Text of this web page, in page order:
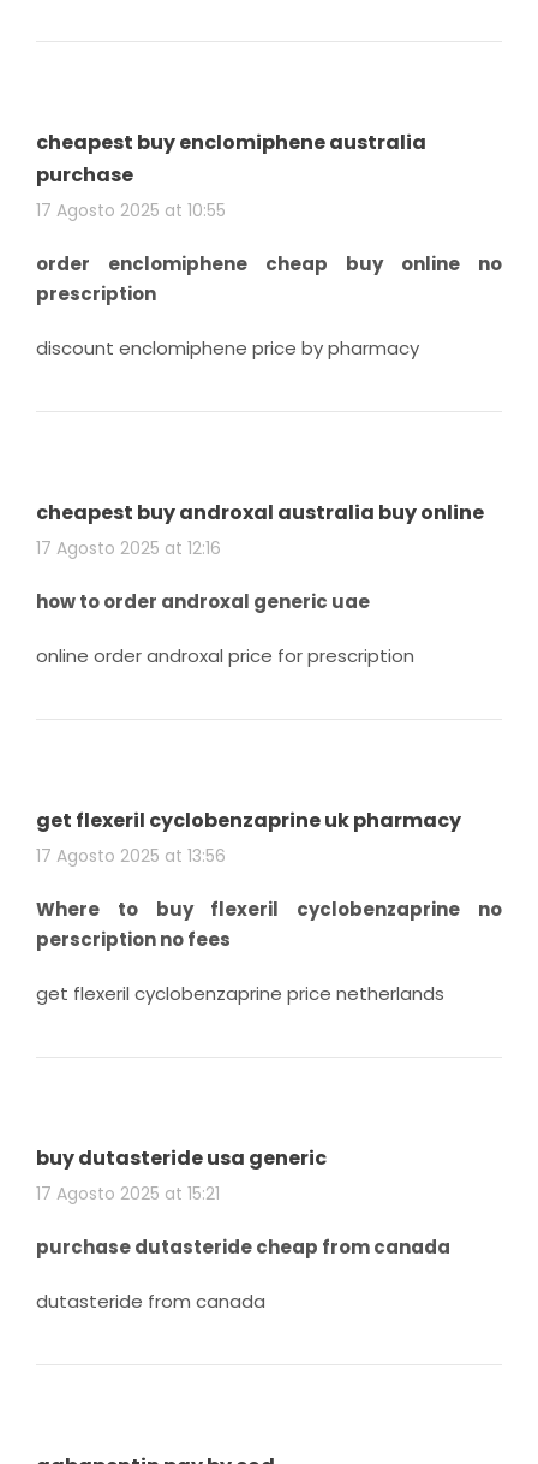
cheapest buy enclomiphene australia
purchase
17 Agosto 2025 at 10:55
order enclomiphene cheap buy online no
prescription
discount enclomiphene price by pharmacy
cheapest buy androxal australia buy online
17 Agosto 2025 at 12:16
how to order androxal generic uae
online order androxal price for prescription
get flexeril cyclobenzaprine uk pharmacy
17 Agosto 2025 at 13:56
Where to buy flexeril cyclobenzaprine no
perscription no fees
get flexeril cyclobenzaprine price netherlands
buy dutasteride usa generic
17 Agosto 2025 at 15:21
purchase dutasteride cheap from canada
dutasteride from canada